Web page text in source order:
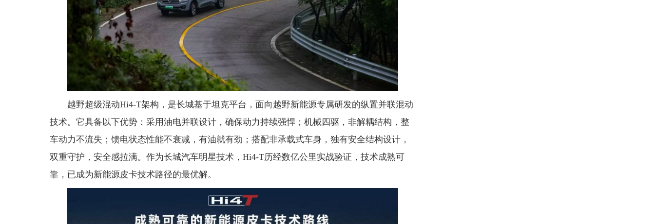
越野超级混动Hi4-T架构，是长城基于坦克平台，面向越野新能源专属研发的纵置并联混动
技术。它具备以下优势：采用油电并联设计，确保动力持续强悍；机械四驱，非解耦结构，整
车动力不流失；馈电状态性能不衰减，有油就有劲；搭配非承载式车身，独有安全结构设计，
双重守护，安全感拉满。作为长城汽车明星技术，Hi4-T历经数亿公里实战验证，技术成熟可
靠，已成为新能源皮卡技术路径的最优解。